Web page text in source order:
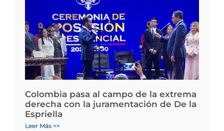
Colombia pasa al campo de la extrema
derecha con la juramentación de De la
Espriella
Leer Más >>